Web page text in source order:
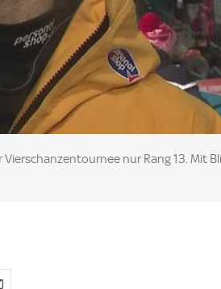
nur Rang 13. Mit